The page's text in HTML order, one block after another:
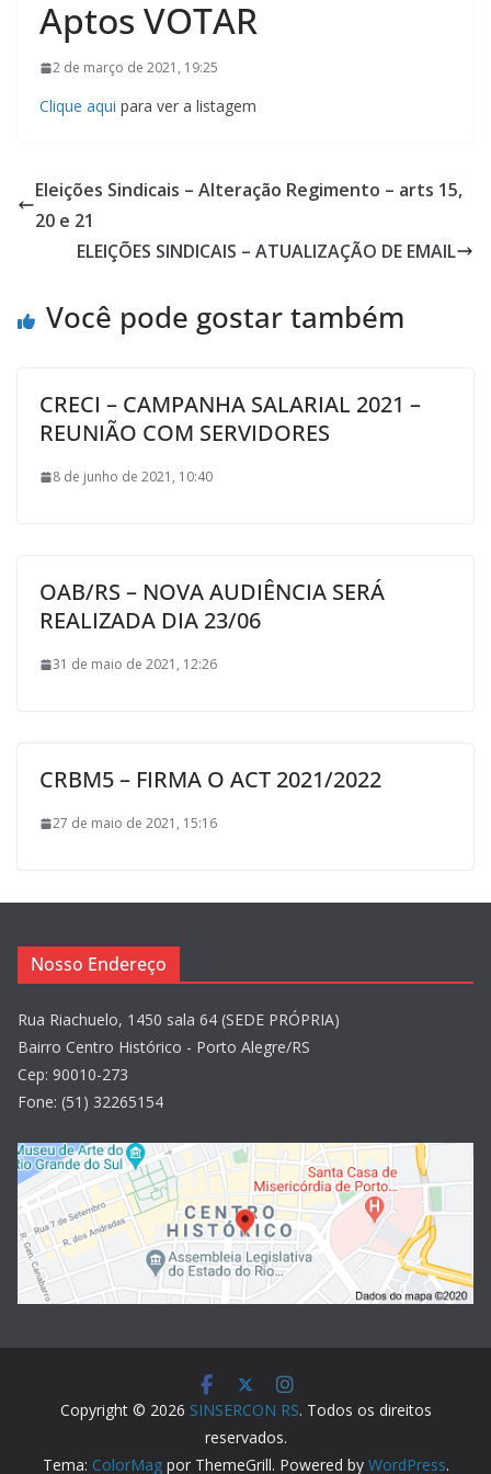
Aptos VOTAR
2 de março de 2021, 19:25
Clique aqui para ver a listagem
Eleições Sindicais – Alteração Regimento – arts 15,
20 e 21
ELEIÇÕES SINDICAIS – ATUALIZAÇÃO DE EMAIL
Você pode gostar também
CRECI – CAMPANHA SALARIAL 2021 –
REUNIÃO COM SERVIDORES
8 de junho de 2021, 10:40
OAB/RS – NOVA AUDIÊNCIA SERÁ
REALIZADA DIA 23/06
31 de maio de 2021, 12:26
CRBM5 – FIRMA O ACT 2021/2022
27 de maio de 2021, 15:16
Nosso Endereço
Rua Riachuelo, 1450 sala 64 (SEDE PRÓPRIA)
Bairro Centro Histórico - Porto Alegre/RS
Cep: 90010-273
Fone: (51) 32265154
Copyright © 2026 SINSERCON RS. Todos os direitos
reservados.
Tema: ColorMagpor ThemeGrill. Powered by WordPress.